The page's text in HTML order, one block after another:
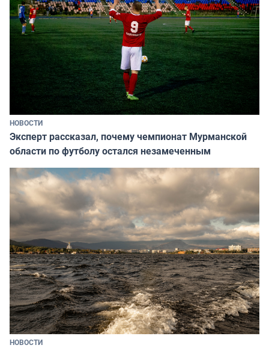
НОВОСТИ
Эксперт рассказал, почему чемпионат Мурманской
области по футболу остался незамеченным
НОВОСТИ